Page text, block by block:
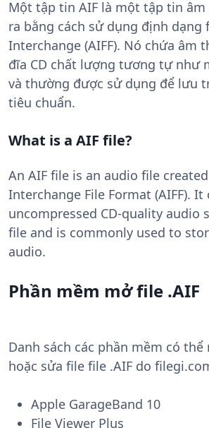
Một tập tin AIF là một tập tin
ra bằng cách sử dụng định dạng
Interchange (AIFF). Nó chứa âm
đĩa CD chất lượng tương tự như
và thường được sử dụng để lưu
tiêu chuẩn.
What is a AIF file?
An AIF file is an audio file
Interchange File Format (AIFF). It
uncompressed CD-quality audio
file and is commonly used to
audio.
Phần mềm mở file .AIF
Danh sách các phần mềm có
hoặc sửa file file .AIF do
Apple GarageBand 10
File Viewer Plus